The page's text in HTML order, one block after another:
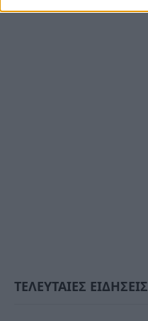
ΤΕΛΕΥΤΑΙΕΣ ΕΙΔΗΣΕΙΣ